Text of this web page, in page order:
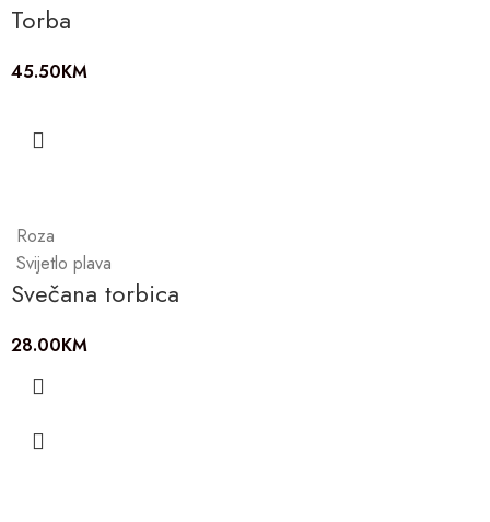
Torba
45.50KM
Roza
Svijetlo plava
Svečana torbica
28.00KM